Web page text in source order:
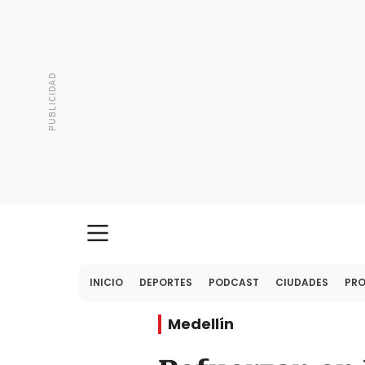
INICIO DEPORTES PODCAST CIUDADES
Medellín